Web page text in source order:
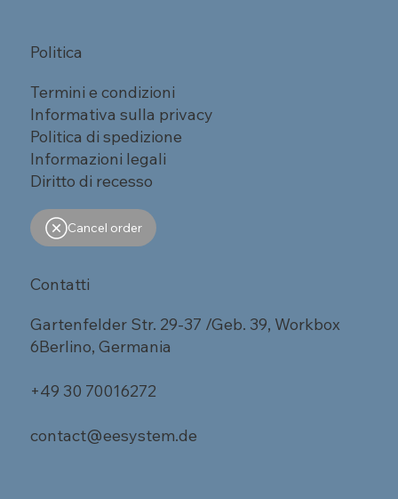
Politica
Termini e condizioni
Informativa sulla privacy
Politica di spedizione
Informazioni legali
Diritto di recesso
Cancel order
Contatti
Gartenfelder Str. 29-37 /Geb. 39, Workbox
6Berlino, Germania
+49 30 70016272
contact@eesystem.de